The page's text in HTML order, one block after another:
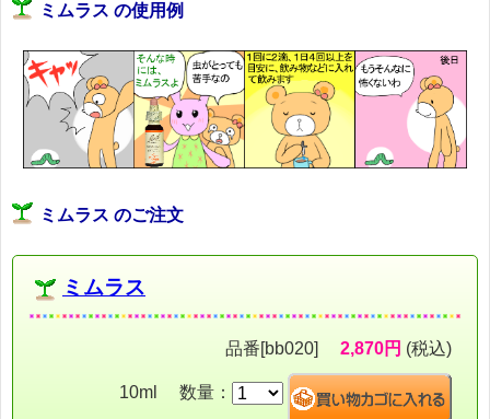
ミムラス の使用例
ミムラス のご注文
ミムラス
品番[bb020] 2,870円 (税込)
10ml 数量：